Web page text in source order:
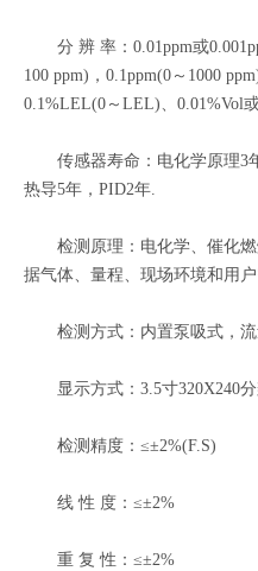
分 辨 率：0.01ppm或
100 ppm)，0.1ppm(0～1000
0.1%LEL(0～LEL)、0.01%Vol
传感器寿命：电化学原理3年
热导5年，PID2年.
检测原理：电化学、催化燃
据气体、量程、现场环境和用
检测方式：内置泵吸式，流
显示方式：3.5寸320X240分
检测精度：≤±2%(F.S)
线 性 度：≤±2%
重 复 性：≤±2%